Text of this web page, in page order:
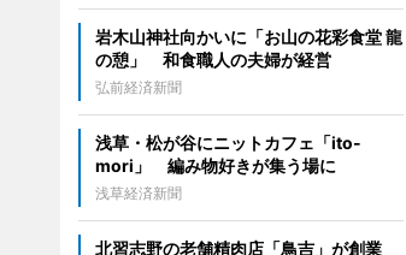
岩木山神社向かいに「お山の花彩食堂 龍
の憩」 和食職人の夫婦が経営
弘前経済新聞
浅草・松が谷にニットカフェ「ito-
mori」 編み物好きが集う場に
浅草経済新聞
北習志野の老舗精肉店「鳥吉」が創業